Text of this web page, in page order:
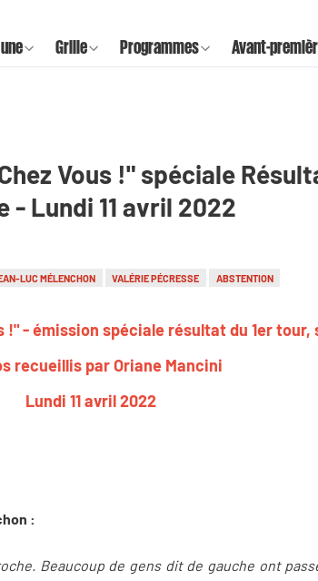
Grille Programmes Avant-
Vous !" spéciale
Lundi 11 avril 2022
LUC MÉLENCHON VALÉRIE PÉCRESSE ABSTENTION
!" - émission spéciale résultat du 1er tour,
recueillis par Oriane Mancini
Lundi 11 avril 2022
:
Beaucoup de gens dit de gauche ont